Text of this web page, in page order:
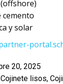
cemento
y solar
20, 2025
Cojinete lisos,